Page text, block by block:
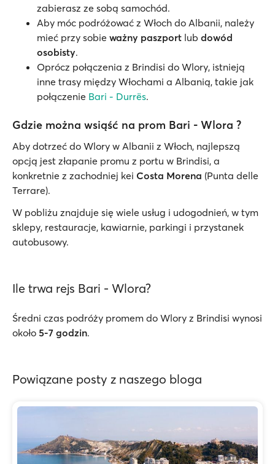
zabierasz ze sobą samochód.
Aby móc podróżować z Włoch do Albanii, należy
mieć przy sobie ważny paszport lub dowód
osobisty.
Oprócz połączenia z Brindisi do Wlory, istnieją
inne trasy między Włochami a Albanią, takie jak
połączenie Bari - Durrës.
Gdzie można wsiąść na prom Bari - Wlora ?
Aby dotrzeć do Wlory w Albanii z Włoch, najlepszą
opcją jest złapanie promu z portu w Brindisi, a
konkretnie z zachodniej kei Costa Morena (Punta delle
Terrare).
W pobliżu znajduje się wiele usług i udogodnień, w tym
sklepy, restauracje, kawiarnie, parkingi i przystanek
autobusowy.
Ile trwa rejs Bari - Wlora?
Średni czas podróży promem do Wlory z Brindisi wynosi
około 5-7 godzin.
Powiązane posty z naszego bloga